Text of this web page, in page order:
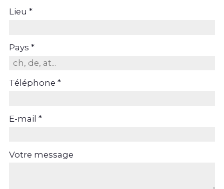
Lieu *
Pays *
Téléphone *
E-mail *
Votre message